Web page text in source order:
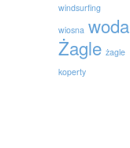
windsurfing
wiosna woda
Żagle żagle
koperty